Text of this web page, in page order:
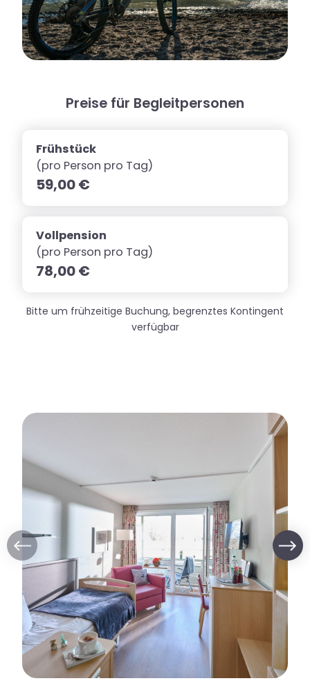
Preise für Begleitpersonen
Frühstück
(pro Person pro Tag)
59,00 €
Vollpension
(pro Person pro Tag)
78,00 €
Bitte um frühzeitige Buchung, begrenztes Kontingent
verfügbar